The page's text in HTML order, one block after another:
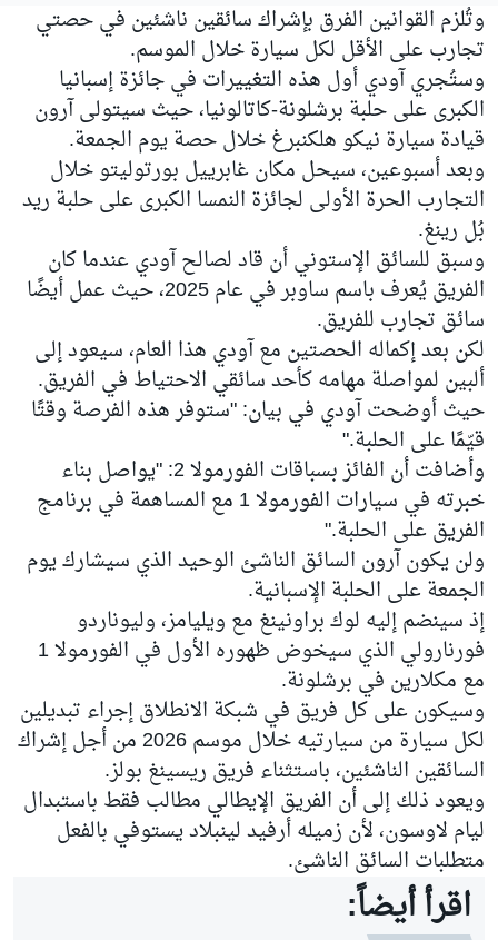
وتُلزم القوانين الفرق بإشراك سائقين ناشئين في حصتي
تجارب على الأقل لكل سيارة خلال الموسم.
وستُجري آودي أول هذه التغييرات في جائزة إسبانيا
الكبرى على حلبة برشلونة-كاتالونيا، حيث سيتولى آرون
قيادة سيارة نيكو هلكنبرغخلال حصة يوم الجمعة.
وبعد أسبوعين، سيحل مكان غابرييل بورتوليتو خلال
التجارب الحرة الأولى لجائزة النمسا الكبرى على حلبة ريد
بُل رينغ.
وسبق للسائق الإستوني أن قاد لصالح آودي عندما كان
الفريق يُعرف باسم ساوبر في عام 2025، حيث عمل أيضًا
سائق تجارب للفريق.
لكن بعد إكماله الحصتين مع آودي هذا العام، سيعود إلى
ألبين لمواصلة مهامه كأحد سائقي الاحتياط في الفريق.
حيث أوضحت آودي في بيان: "ستوفر هذه الفرصة وقتًا
قيّمًا على الحلبة."
وأضافت أن الفائز بسباقات الفورمولا 2: "يواصل بناء
خبرته في سيارات الفورمولا 1 مع المساهمة في برنامج
الفريق على الحلبة."
ولن يكون آرون السائق الناشئ الوحيد الذي سيشارك يوم
الجمعة على الحلبة الإسبانية.
إذ سينضم إليه لوك براونينغ مع ويليامز، وليوناردو
فورنارولي الذي سيخوض ظهوره الأول في الفورمولا 1
مع مكلارين في برشلونة.
وسيكون على كل فريق في شبكة الانطلاق إجراء تبديلين
لكل سيارة من سيارتيه خلال موسم 2026 من أجل إشراك
السائقين الناشئين، باستثناء فريق ريسينغ بولز.
ويعود ذلك إلى أن الفريق الإيطالي مطالب فقط باستبدال
ليام لاوسون، لأن زميله أرفيد لينبلاد يستوفي بالفعل
متطلبات السائق الناشئ.
اقرأ أيضاً: